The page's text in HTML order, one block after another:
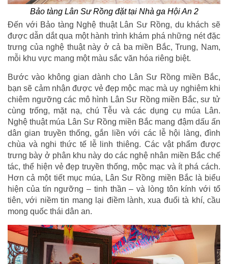
Bảo tàng Lân Sư Rồng đặt tại Nhà ga Hội An 2
Đến với Bảo tàng Nghệ thuật Lân Sư Rồng, du khách sẽ
được dẫn dắt qua một hành trình khám phá những nét đặc
trưng của nghệ thuật này ở cả ba miền Bắc, Trung, Nam,
mỗi khu vực mang một màu sắc văn hóa riêng biệt.
Bước vào không gian dành cho Lân Sư Rồng miền Bắc,
bạn sẽ cảm nhận được vẻ đẹp mộc mạc mà uy nghiêm khi
chiêm ngưỡng các mô hình Lân Sư Rồng miền Bắc, sư tử
cùng trống, mặt nạ, chú Tễu và các dụng cụ múa Lân.
Nghệ thuật múa Lân Sư Rồng miền Bắc mang đậm dấu ấn
dân gian truyền thống, gắn liền với các lễ hội làng, đình
chùa và nghi thức tế lễ linh thiêng. Các vật phẩm được
trưng bày ở phân khu này do các nghệ nhân miền Bắc chế
tác, thể hiện vẻ đẹp truyền thống, mộc mạc và ít phá cách.
Hơn cả một tiết mục múa, Lân Sư Rồng miền Bắc là biểu
hiện của tín ngưỡng – tinh thần – và lòng tôn kính với tổ
tiên, với niềm tin mang lại điềm lành, xua đuổi tà khí, cầu
mong quốc thái dân an.